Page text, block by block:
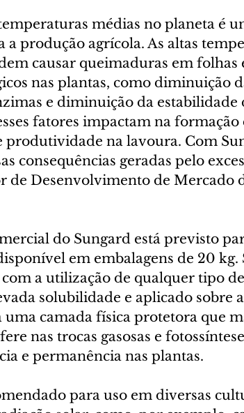
médias no planeta é
a produção agrícola. As altas
causar queimaduras em folhas
nas plantas, como diminuição
e diminuição da estabilidade
fatores impactam na
produtividade na lavoura. Com
consequências geradas pelo
de Desenvolvimento de Mercado
do Sungard está previsto
em embalagens de 20 kg.
a utilização de qualquer tipo
solubilidade e aplicado sobre
camada física protetora que
nas trocas gasosas e
e permanência nas plantas.
para uso em diversas